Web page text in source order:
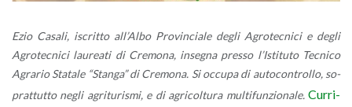
Ezio Ca­sa­li, iscrit­to al­l’Al­bo Pro­vin­cia­le degli Agro­tec­ni­ci e degli
Agro­tec­ni­ci lau­rea­ti di Cre­mo­na, in­se­gna pres­so l’I­sti­tu­to Tec­ni­co
Agra­rio Sta­ta­le “Stan­ga” di Cre­mo­na. Si oc­cu­pa di au­to­con­trol­lo, so­
prat­tut­to negli agri­tu­ri­smi, e di agri­col­tu­ra mul­ti­fun­zio­na­le. Cur­ri­